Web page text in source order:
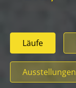
Läufe
Ausstellungen